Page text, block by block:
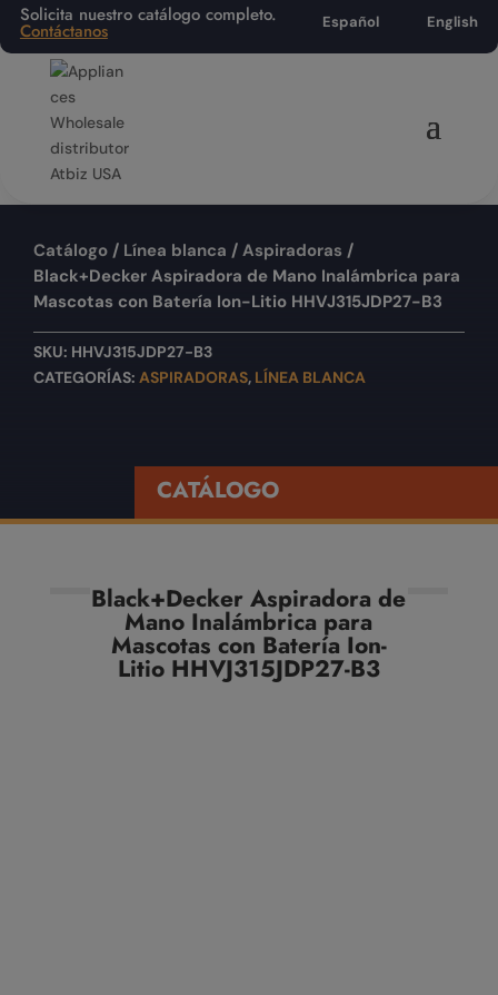
Solicita nuestro catálogo completo.
Contáctanos Español English
Catálogo / Línea blanca / Aspiradoras /
Black+Decker Aspiradora de Mano Inalámbrica para
Mascotas con Batería Ion-Litio HHVJ315JDP27-B3
SKU: HHVJ315JDP27-B3
CATEGORÍAS: ASPIRADORAS, LÍNEA BLANCA
CATÁLOGO
Black+Decker Aspiradora de
Mano Inalámbrica para
Mascotas con Batería Ion-
Litio HHVJ315JDP27-B3